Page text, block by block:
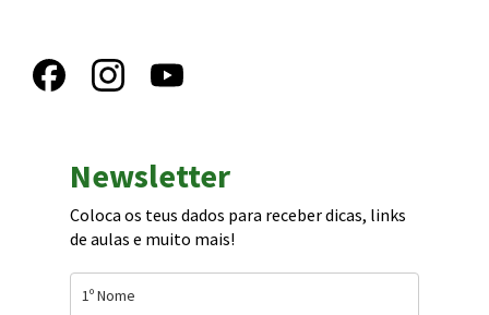
Newsletter
Coloca os teus dados para receber dicas, links
de aulas e muito mais!